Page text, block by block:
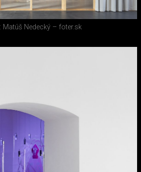
Matúš Nedecký – foter.sk